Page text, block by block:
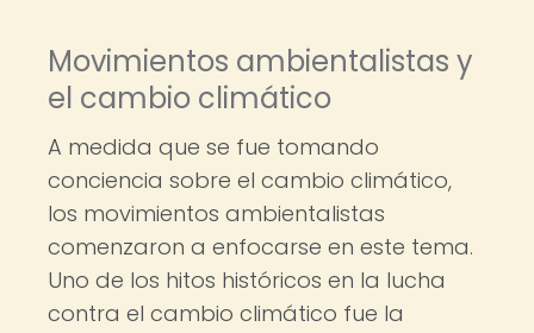
Movimientos ambientalistas y
el cambio climático
A medida que se fue tomando
conciencia sobre el cambio climático,
los movimientos ambientalistas
comenzaron a enfocarse en este tema.
Uno de los hitos históricos en la lucha
contra el cambio climático fue la